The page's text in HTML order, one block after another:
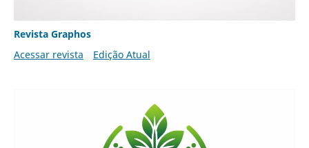
Revista Graphos
Acessar revista
Edição Atual